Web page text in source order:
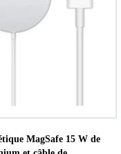
MagSafe 15 W de